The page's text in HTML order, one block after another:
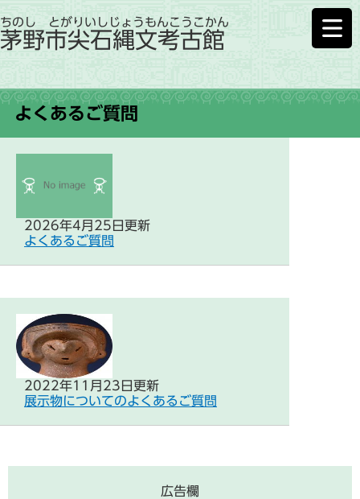
茅野市尖石縄文考古館
ちのし とがりいしじょうもんこうこかん
よくあるご質問
2026年4月25日更新
よくあるご質問
2022年11月23日更新
展示物についてのよくあるご質問
広告欄